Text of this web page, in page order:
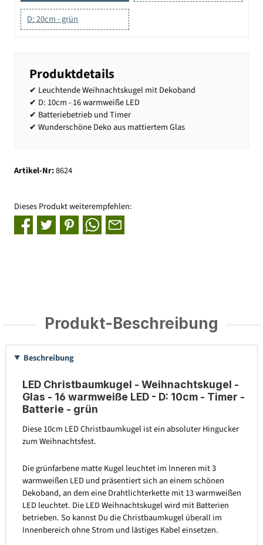
D: 20cm - grün
Produktdetails
✔ Leuchtende Weihnachtskugel mit Dekoband
✔ D: 10cm - 16 warmweiße LED
✔ Batteriebetrieb und Timer
✔ Wunderschöne Deko aus mattiertem Glas
Artikel-Nr:8624
Dieses Produkt weiterempfehlen:
Produkt-Beschreibung
Beschreibung
LED Christbaumkugel - Weihnachtskugel -
Glas - 16 warmweiße LED - D: 10cm - Timer -
Batterie - grün
Diese 10cm LED Christbaumkugel ist ein absoluter Hingucker
zum Weihnachtsfest.
Die grünfarbene matte Kugel leuchtet im Inneren mit 3
warmweißen LED und präsentiert sich an einem schönen
Dekoband, an dem eine Drahtlichterkette mit 13 warmweißen
LED leuchtet. Die LED Weihnachtskugel wird mit Batterien
betrieben. So kannst Du die Christbaumkugel überall im
Innenbereich ohne Strom und lästiges Kabel einsetzen.